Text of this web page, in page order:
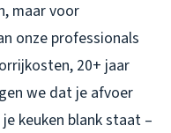
maar voor
onze professionals
20+ jaar
we dat je afvoer
keuken blank staat –